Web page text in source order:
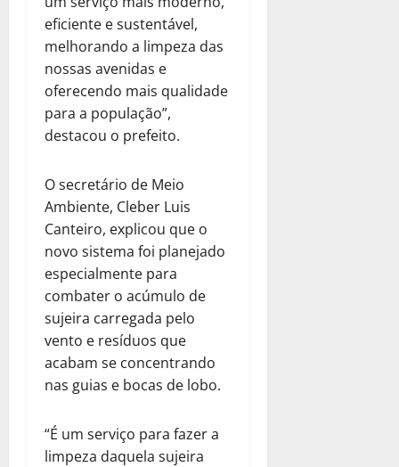
eficiente e sustentável,
melhorando a limpeza das
nossas avenidas e
oferecendo mais qualidade
para a população”,
destacou o prefeito.
O secretário de Meio
Ambiente, Cleber Luis
Canteiro, explicou que o
novo sistema foi planejado
especialmente para
combater o acúmulo de
sujeira carregada pelo
vento e resíduos que
acabam se concentrando
nas guias e bocas de lobo.
“É um serviço para fazer a
limpeza daquela sujeira